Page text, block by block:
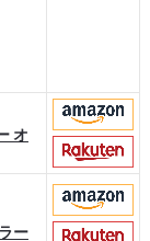
オ
ー